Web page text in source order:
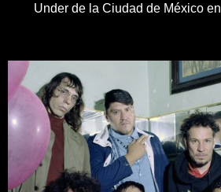
Under de la Ciudad de México